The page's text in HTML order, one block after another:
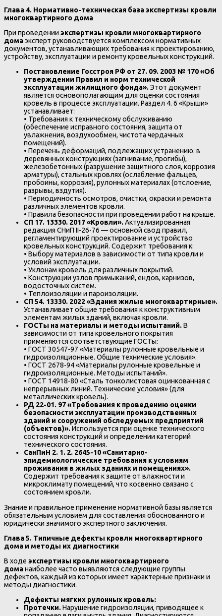
Глава 4. Нормативно-техническая база экспертизы кровли
многоквартирного дома
При проведении экспертизы кровли многоквартирного
домаэксперт руководствуется комплексом нормативных
документов, устанавливающих требования к проектированию,
устройству, эксплуатации и ремонту кровельных конструкций.
Постановление Госстроя РФ от 27. 09. 2003 № 170 «Об
утверждении Правил и норм технической
эксплуатации жилищного фонда».Этот документ
является основополагающим для оценки состояния
кровель в процессе эксплуатации. Раздел 4. 6 «Крыши»
устанавливает:
• Требования к техническому обслуживанию
(обеспечение исправного состояния, защита от
увлажнения, воздухообмен, чистота чердачных
помещений).
• Перечень деформаций, подлежащих устранению: в
деревянных конструкциях (загнивание, прогибы),
железобетонных (разрушение защитного слоя, коррозия
арматуры), стальных кровлях (ослабление фальцев,
пробоины, коррозия), рулонных материалах (отслоение,
разрывы, вздутия).
• Периодичность осмотров, очистки, окраски и ремонта
различных элементов кровли.
• Правила безопасности при проведении работ на крыше.
СП 17. 13330. 2017 «Кровли».Актуализированная
редакция СНиП II-26-76 — основной свод правил,
регламентирующий проектирование и устройство
кровельных конструкций. Содержит требования к:
• Выбору материалов в зависимости от типа кровли и
условий эксплуатации.
• Уклонам кровель для различных покрытий.
• Конструкции узлов примыканий, ендов, карнизов,
водосточных систем.
• Теплоизоляции и пароизоляции.
СП 54. 13330. 2022 «Здания жилые многоквартирные».
Устанавливает общие требования к конструктивным
элементам жилых зданий, включая кровли.
ГОСТы на материалы и методы испытаний.В
зависимости от типа кровельного покрытия
применяются соответствующие ГОСТы:
• ГОСТ 30547-97 «Материалы рулонные кровельные и
гидроизоляционные. Общие технические условия».
• ГОСТ 2678-94 «Материалы рулонные кровельные и
гидроизоляционные. Методы испытаний».
• ГОСТ 14918-80 «Сталь тонколистовая оцинкованная с
непрерывных линий. Технические условия» (для
металлических кровель).
РД 22-01. 97 «Требования к проведению оценки
безопасности эксплуатации производственных
зданий и сооружений обследуемых предприятий
(объектов)».Используется при оценке технического
состояния конструкций и определении категорий
технического состояния.
СанПиН 2. 1. 2. 2645-10 «Санитарно-
эпидемиологические требования к условиям
проживания в жилых зданиях и помещениях».
Содержит требования к защите от влажности и
микроклимату помещений, что косвенно связано с
состоянием кровли.
Знание и правильное применение нормативной базы является
обязательным условием для составления обоснованного и
юридически значимого экспертного заключения.
Глава 5. Типичные дефекты кровли многоквартирного
дома и методы их диагностики
В ходе экспертизы кровли многоквартирного
доманаиболее часто выявляются следующие группы
дефектов, каждый из которых имеет характерные признаки и
методы диагностики.
Дефекты мягких рулонных кровель:
Протечки.Нарушение гидроизоляции, приводящее к